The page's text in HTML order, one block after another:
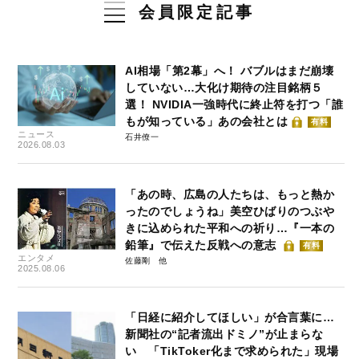
会員限定記事
ニュース
2026.08.03
AI相場「第2幕」へ！ バブルはまだ崩壊
していない…大化け期待の注目銘柄５
選！ NVIDIA一強時代に終止符を打つ「誰
もが知っている」あの会社とは
有料
石井僚一
エンタメ
2025.08.06
「あの時、広島の人たちは、もっと熱か
ったのでしょうね」美空ひばりのつぶや
きに込められた平和への祈り…『一本の
鉛筆』で伝えた反戦への意志
有料
佐藤剛
「日経に紹介してほしい」が合言葉に…
新聞社の“記者流出ドミノ”が止まらな
い 「TikToker化まで求められた」現場